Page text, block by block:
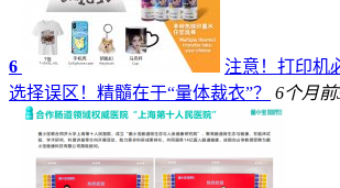
6
注意！打印机
选择误区！精髓在于“量体裁衣”？
6个月前